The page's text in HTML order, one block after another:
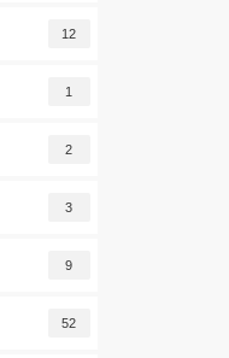
12
1
2
3
9
52